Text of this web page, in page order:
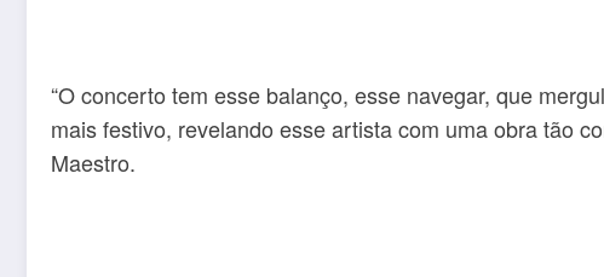
“O concerto tem esse balanço, esse navegar, que
mais festivo, revelando esse artista com uma obra tão
Maestro.